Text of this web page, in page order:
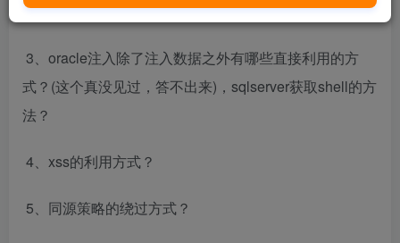
​ 2、sql注入写马有哪些方式？
​ 3、oracle注入除了注入数据之外有哪些直接利用的方
式？(这个真没见过，答不出来)，sqlserver获取shell的方
法？
​ 4、xss的利用方式？
​ 5、同源策略的绕过方式？